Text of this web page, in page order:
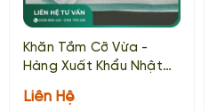
Khăn Tắm Cỡ Vừa -
Hàng Xuất Khẩu Nhật
Liên Hệ